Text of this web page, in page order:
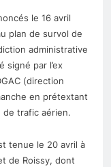
le 16 avril
plan de survol de
administrative
signé par l’ex
(direction
en prétextant
de trafic aérien.
tenue le 20 avril à
de Roissy, dont